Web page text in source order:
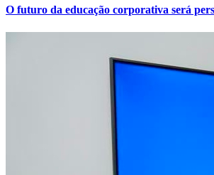
O futuro da educação corporativa será